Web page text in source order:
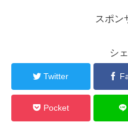
スポン
シ
Twitter
Pocket